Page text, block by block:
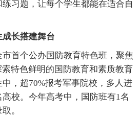
习题，让每个学生都能在适合自
长搭建舞台
个公办国防教育特色班，聚焦
特色鲜明的国防教育和素质教育
，超70%报考军事院校，多人进
校。今年高考中，国防班有1名
。